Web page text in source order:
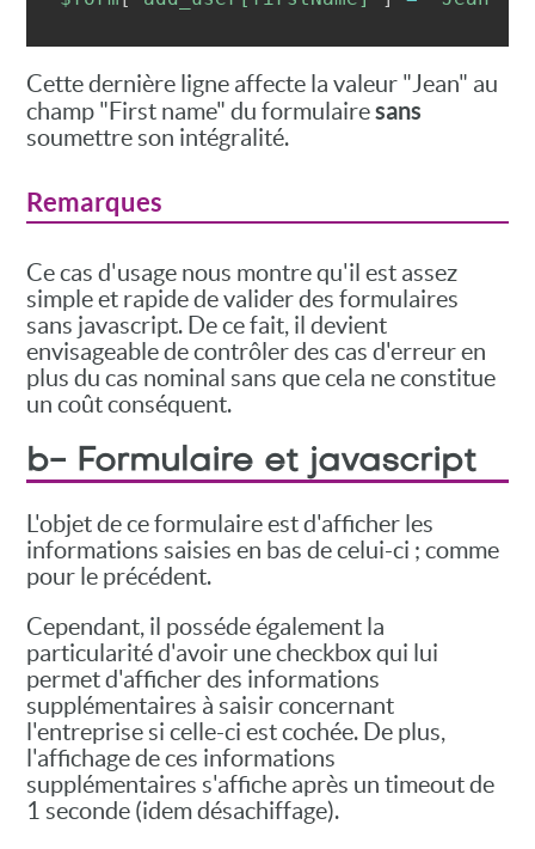
Cette dernière ligne affecte la valeur "Jean" au
champ "First name" du formulairesans
soumettre son intégralité.
Remarques
Ce cas d'usage nous montre qu'il est assez
simple et rapide de valider des formulaires
sans javascript. De ce fait, il devient
envisageable de contrôler des cas d'erreur en
plus du cas nominal sans que cela ne constitue
un coût conséquent.
b- Formulaire et javascript
L'objet de ce formulaire est d'afficher les
informations saisies en bas de celui-ci ; comme
pour le précédent.
Cependant, il posséde également la
particularité d'avoir une checkbox qui lui
permet d'afficher des informations
supplémentaires à saisir concernant
l'entreprise si celle-ci est cochée. De plus,
l'affichage de ces informations
supplémentaires s'affiche après un timeout de
1 seconde (idem désachiffage).